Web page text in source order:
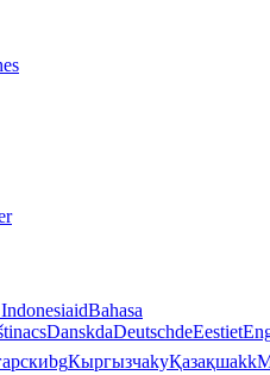
idBahasa
csDanskdaDeutschdeEestiet
bgКыргызчаkyҚазақшаkk